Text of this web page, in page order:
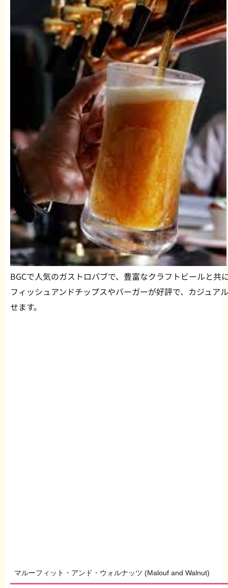
BGCで人気のガストロパブで、豊富なクラフトビールと共
フィッシュアンドチップスやバーガーが好評で、カジュア
せます。
マルーフィット・アンド・ウォルナッツ (Malouf and Walnut)